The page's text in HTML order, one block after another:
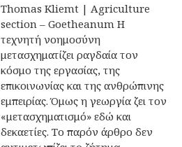
Thomas Kliemt | Agriculture
section – Goetheanum Η
τεχνητή νοημοσύνη
μετασχηματίζει ραγδαία τον
κόσμο της εργασίας, της
επικοινωνίας και της ανθρώπινης
εμπειρίας. Όμως η γεωργία ζει τον
«μετασχηματισμό» εδώ και
δεκαετίες. Το παρόν άρθρο δεν